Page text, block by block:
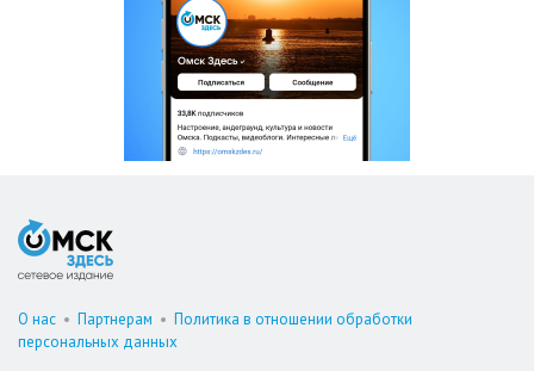
О нас • Партнерам • Политика в отношении обработки
персональных данных